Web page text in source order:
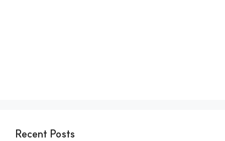
Recent Posts